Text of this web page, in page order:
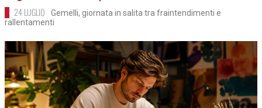
24 LUGLIO
Gemelli, giornata in salita tra fraintendimenti e
rallentamenti